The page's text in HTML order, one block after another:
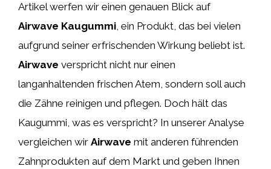
Artikel werfen wir einen genauen Blick auf
Airwave Kaugummi, ein Produkt, das bei vielen
aufgrund seiner erfrischenden Wirkung beliebt ist.
Airwave verspricht nicht nur einen
langanhaltenden frischen Atem, sondern soll auch
die Zähne reinigen und pflegen. Doch hält das
Kaugummi, was es verspricht? In unserer Analyse
vergleichen wir Airwave mit anderen führenden
Zahnprodukten auf dem Markt und geben Ihnen